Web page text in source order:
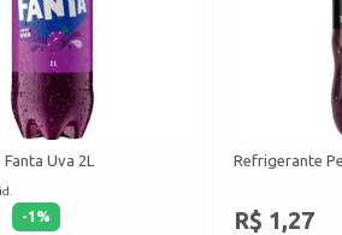
Uva 2L
-1 %
Refrigerante
R$ 1,27